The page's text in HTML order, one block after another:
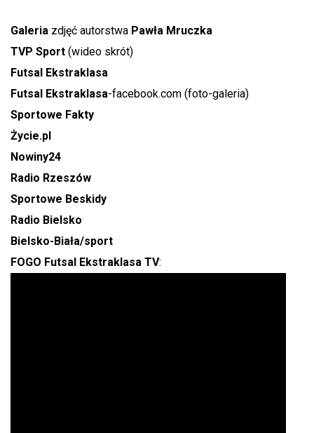
Galeria zdjęć autorstwa Pawła Mruczka
TVP Sport (wideo skrót)
Futsal Ekstraklasa
Futsal Ekstraklasa-facebook.com (foto-galeria)
Sportowe Fakty
Życie.pl
Nowiny24
Radio Rzeszów
Sportowe Beskidy
Radio Bielsko
Bielsko-Biała/sport
FOGO Futsal Ekstraklasa TV: